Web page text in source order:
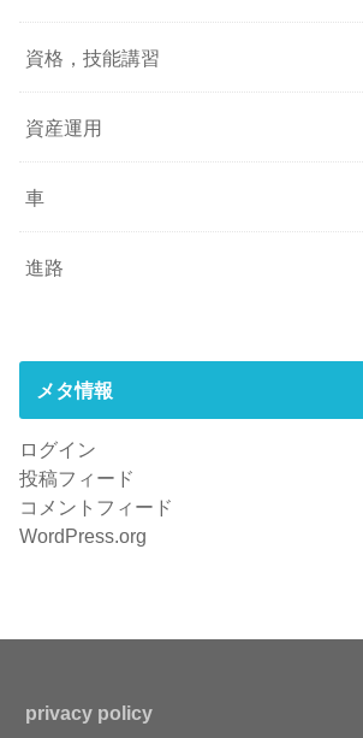
資格，技能講習
資産運用
車
進路
メタ情報
ログイン
投稿フィード
コメントフィード
WordPress.org
privacy policy